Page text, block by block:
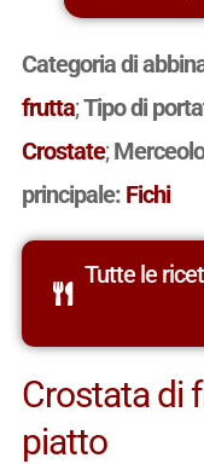
Categoria di
frutta;Tipo di
Crostate;
principale: Fichi
Tutte le
Crostata di
piatto